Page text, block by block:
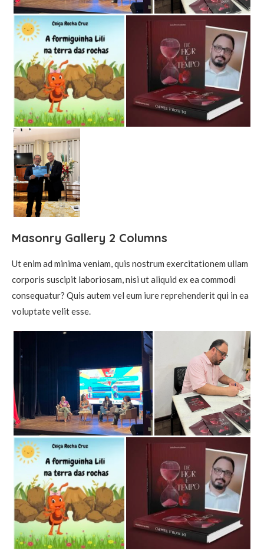
Masonry Gallery 2 Columns
Ut enim ad minima veniam, quis nostrum exercitationem ullam
corporis suscipit laboriosam, nisi ut aliquid ex ea commodi
consequatur? Quis autem vel eum iure reprehenderit qui in ea
voluptate velit esse.